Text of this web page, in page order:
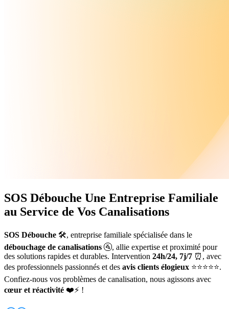
SOS Débouche Une Entreprise Familiale
au Service de Vos Canalisations
SOS Débouche 🛠️, entreprise familiale spécialisée dans le
débouchage de canalisations 🚰, allie expertise et proximité pour
des solutions rapides et durables. Intervention 24h/24, 7j/7 ⏰, avec
des professionnels passionnés et des avis clients élogieux ⭐⭐⭐⭐⭐.
Confiez-nous vos problèmes de canalisation, nous agissons avec
cœur et réactivité ❤️⚡ !